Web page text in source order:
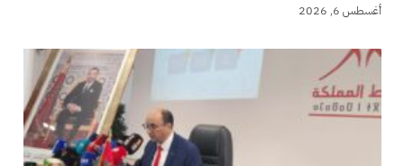
أغسطس 6, 2026